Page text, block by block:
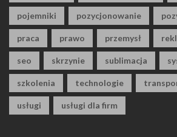
pojemniki pozycjonowanie
praca prawo przemysł
seo skrzynie sublimacja
szkolenia technologie
usługi usługi dla firm